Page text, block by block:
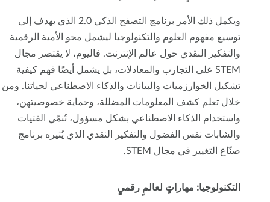
ويكمل ذلك الأمر برنامج التصفح الذكي 2.0 الذي يهدف إلى
توسيع مفهوم العلوم والتكنولوجيا ليشمل محو الأمية الرقمية
والتفكير النقدي حول عالم الإنترنت. فاليوم، لا يقتصر مجال
STEM على التجارب والمعادلات، بل يشمل أيضًا فهم كيفية
تشكيل الخوارزميات والبيانات والذكاء الاصطناعي لحياتنا. ومن
خلال تعلم كشف المعلومات المضللة، وحماية خصوصيتهن،
واستخدام الذكاء الاصطناعي بشكل مسؤول، تُنمّي الفتيات
والشابات نفس الفضول والتفكير النقدي الذي يُثيره برنامج
صنّاع التغيير في مجال STEM.
التكنولوجيا: مهاراتٍ لعالمٍ رقميٍ